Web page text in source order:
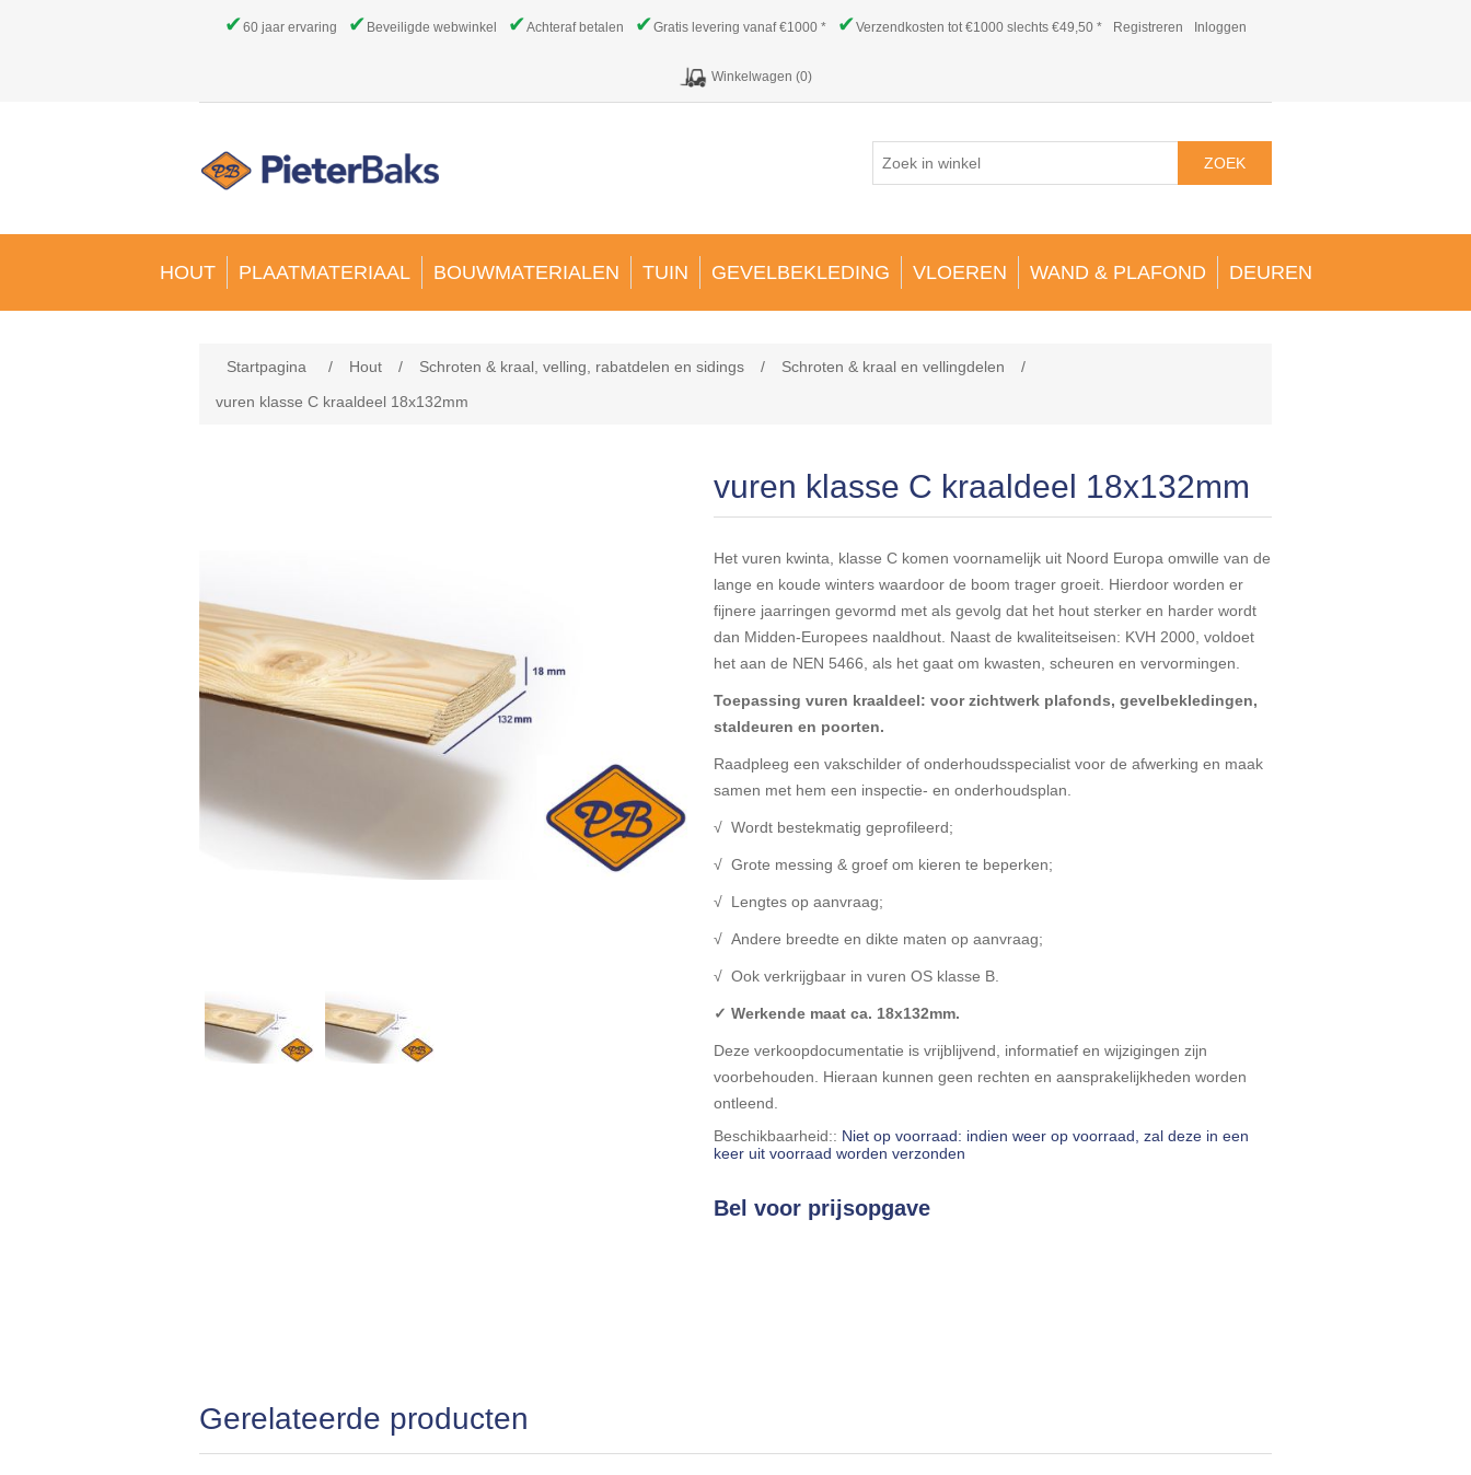
✔60 jaar ervaring ✔ Beveiligde webwinkel ✔Achteraf betalen ✔Gratis levering vanaf €1000 * ✔Verzendkosten tot €1000 slechts €49,50 * Registreren Inloggen
Winkelwagen (0)
ZOEK
HOUT PLAATMATERIAAL BOUWMATERIALEN TUIN GEVELBEKLEDING VLOEREN WAND & PLAFOND DEUREN
Startpagina / Hout / Schroten & kraal, velling, rabatdelen en sidings / Schroten & kraal en vellingdelen
/
vuren klasse C kraaldeel 18x132mm
vuren klasse C kraaldeel 18x132mm
Het vuren kwinta, klasse C komen voornamelijk uit Noord Europa omwille van de
lange en koude winters waardoor de boom trager groeit. Hierdoor worden er
fijnere jaarringen gevormd met als gevolg dat het hout sterker en harder wordt
dan Midden-Europees naaldhout. Naast de kwaliteitseisen: KVH 2000, voldoet
het aan de NEN 5466, als het gaat om kwasten, scheuren en vervormingen.
Toepassing vuren kraaldeel: voor zichtwerk plafonds, gevelbekledingen,
staldeuren en poorten.
Raadpleeg een vakschilder of onderhoudsspecialist voor de afwerking en maak
samen met hem een inspectie- en onderhoudsplan.
√ Wordt bestekmatig geprofileerd;
√ Grote messing & groef om kieren te beperken;
√ Lengtes op aanvraag;
√ Andere breedte en dikte maten op aanvraag;
√ Ook verkrijgbaar in vuren OS klasse B.
✓ Werkende maat ca. 18x132mm.
Deze verkoopdocumentatie is vrijblijvend, informatief en wijzigingen zijn
voorbehouden. Hieraan kunnen geen rechten en aansprakelijkheden worden
ontleend.
Beschikbaarheid:: Niet op voorraad: indien weer op voorraad, zal deze in een
keer uit voorraad worden verzonden
Bel voor prijsopgave
Gerelateerde producten